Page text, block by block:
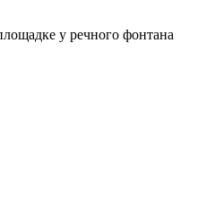
у речного фонтана